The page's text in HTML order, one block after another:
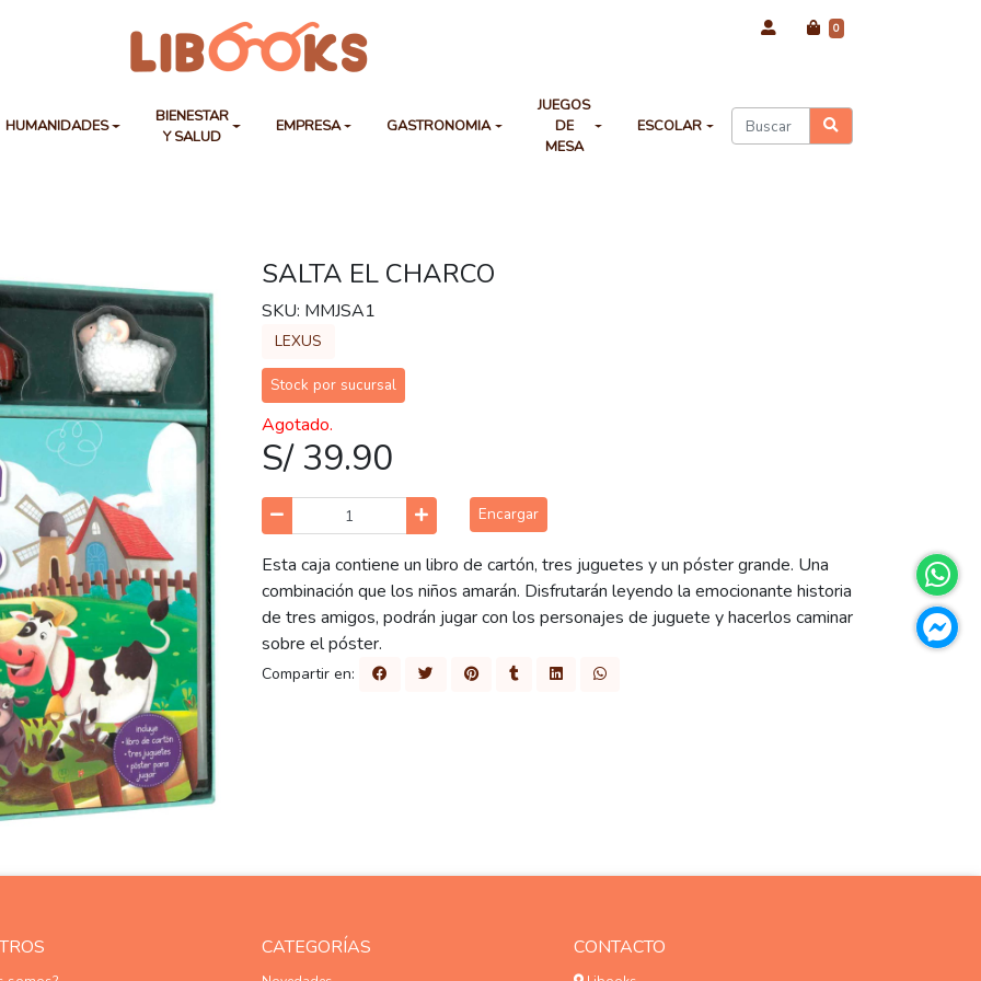
0
HUMANIDADES
BIENESTAR
Y SALUD
EMPRESA GASTRONOMIA
JUEGOS
DE
MESA
ESCOLAR
SALTA EL CHARCO
SKU: MMJSA1
LEXUS
Stock por sucursal
Agotado.
S/ 39.90
Encargar
Esta caja contiene un libro de cartón, tres juguetes y un póster grande. Una
combinación que los niños amarán. Disfrutarán leyendo la emocionante historia
de tres amigos, podrán jugar con los personajes de juguete y hacerlos caminar
sobre el póster.
Compartir en:
CATEGORÍAS CONTACTO